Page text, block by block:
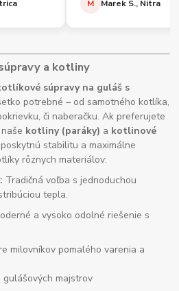
M Marek S., Nitra
a kotliny
súpravy na guláš s
potrebné – od samotného kotlíka,
či naberačku. Ak preferujete
kotliny (paráky) a kotlinové
stabilitu a maximálne
rôznych materiálov:
Tradičná voľba s jednoduchou
tepla.
a vysoko odolné riešenie s
milovníkov pomalého varenia a
gulášových majstrov